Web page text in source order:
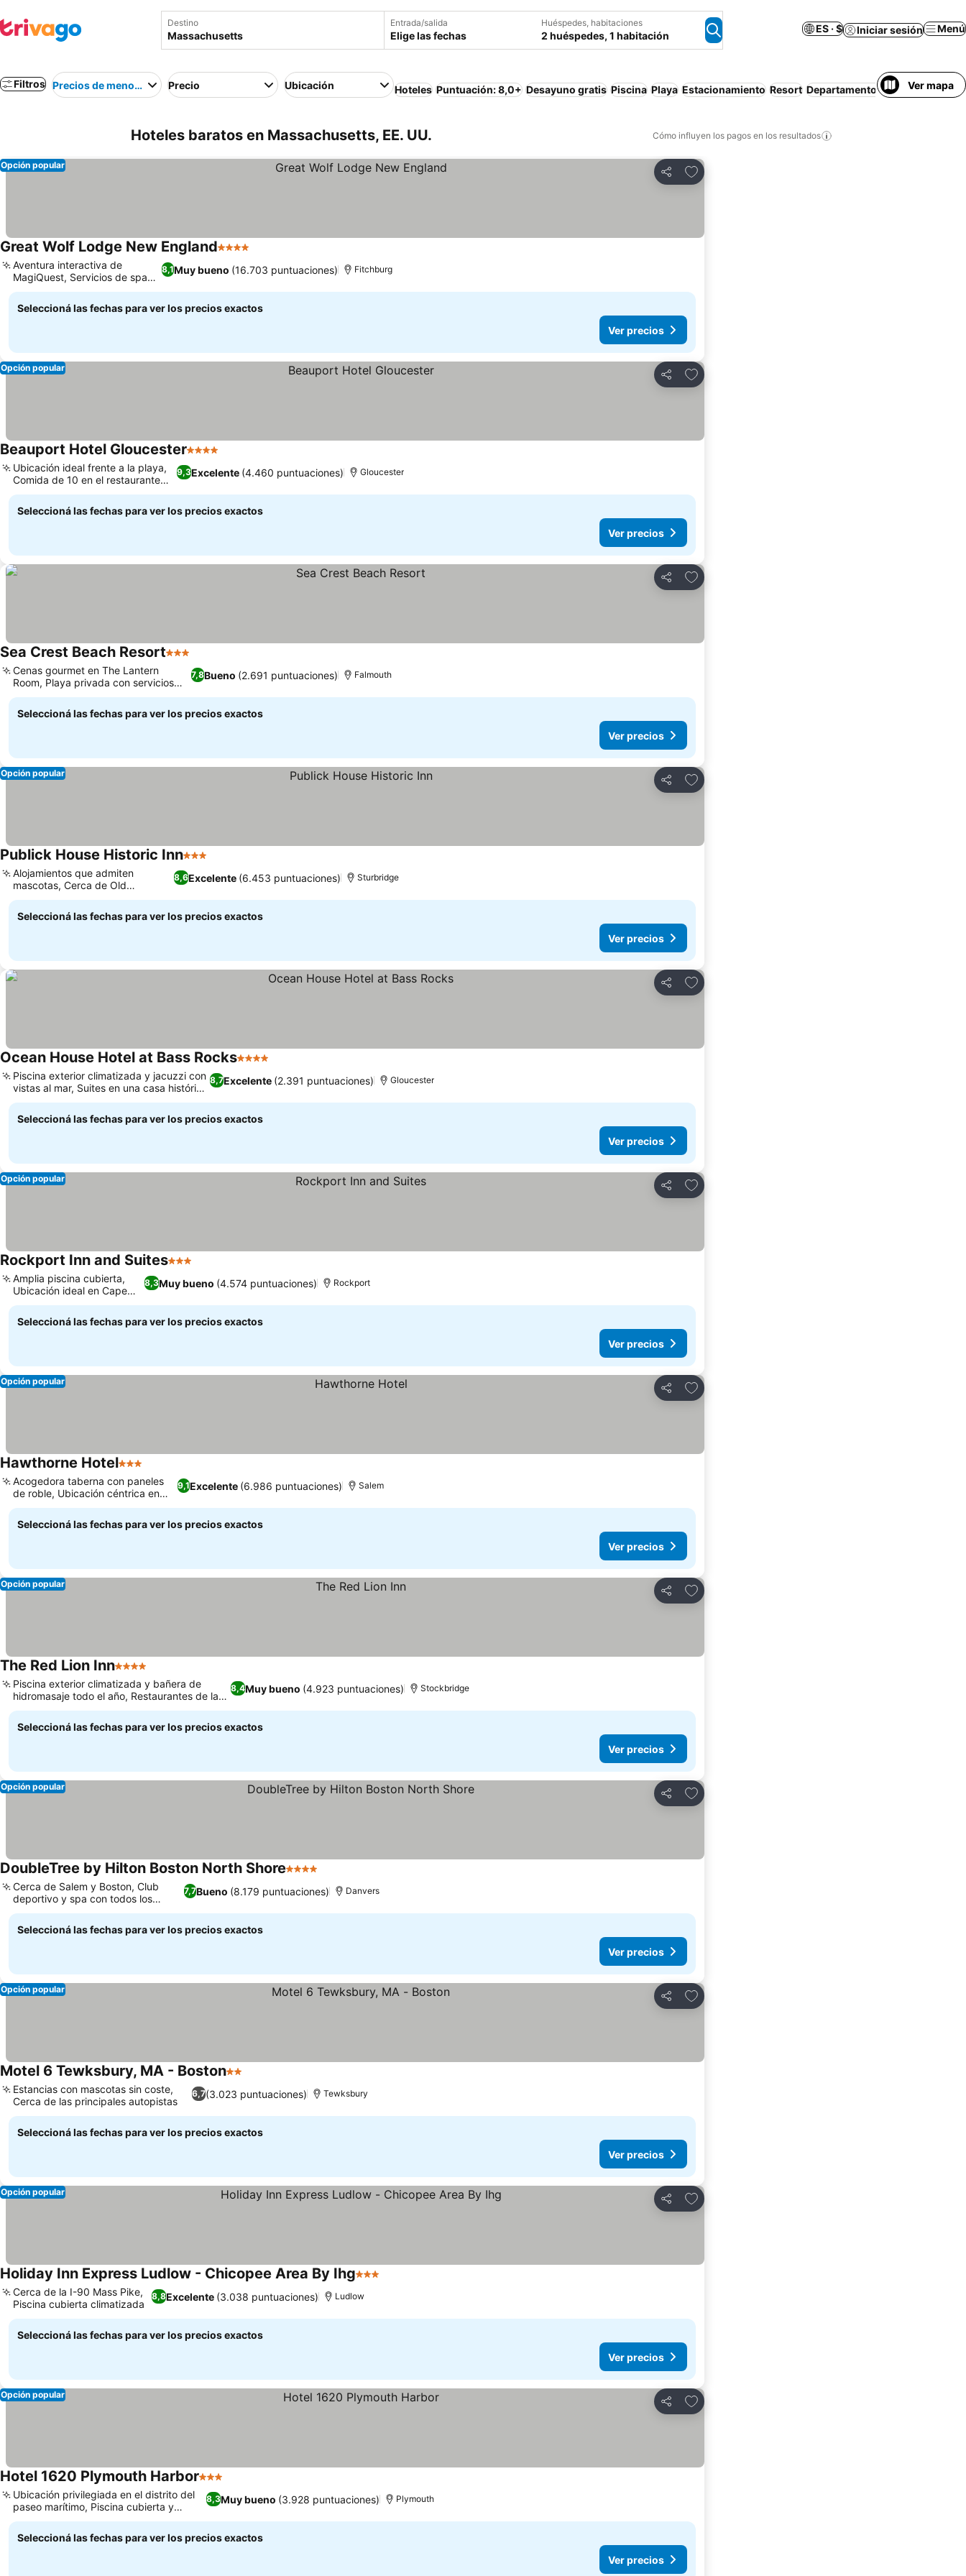
Destino Entrada/salida
Elige las fechas
Huéspedes, habitaciones
2 huéspedes, 1 habitación
ES · $ Iniciar sesión Menú
Filtros Precios de menor a mayorPrecio Ubicación Hoteles Puntuación: 8,0+ Desayuno gratis Piscina Playa Estacionamiento Resort Departamento equipadoVer mapa
Hoteles baratos en Massachusetts, EE. UU. Cómo influyen los pagos en los resultados
Compartir
Añadir a favoritos
Opción popular
Great Wolf Lodge New England4 Estrellas
8,1Muy bueno (16.703 puntuaciones)
Aventura interactiva de
MagiQuest, Servicios de spa
para niños
Fitchburg
Seleccioná las fechas para ver los precios exactos
Ver precios
Compartir
Añadir a favoritos
Opción popular
Beauport Hotel Gloucester4 Estrellas
9,3Excelente (4.460 puntuaciones)
Ubicación ideal frente a la playa,
Comida de 10 en el restaurante
1606
Gloucester
Seleccioná las fechas para ver los precios exactos
Ver precios
Compartir
Añadir a favoritos
Sea Crest Beach Resort3 Estrellas
7,8Bueno (2.691 puntuaciones)
Cenas gourmet en The Lantern
Room, Playa privada con servicios
incluidos
Falmouth
Seleccioná las fechas para ver los precios exactos
Ver precios
Compartir
Añadir a favoritos
Opción popular
Publick House Historic Inn3 Estrellas
8,6Excelente (6.453 puntuaciones)
Alojamientos que admiten
mascotas, Cerca de Old
Sturbridge Village
Sturbridge
Seleccioná las fechas para ver los precios exactos
Ver precios
Compartir
Añadir a favoritos
Ocean House Hotel at Bass Rocks4 Estrellas
8,7Excelente (2.391 puntuaciones)
Piscina exterior climatizada y jacuzzi con
vistas al mar, Suites en una casa histórica
de 1899
Gloucester
Seleccioná las fechas para ver los precios exactos
Ver precios
Compartir
Añadir a favoritos
Opción popular
Rockport Inn and Suites3 Estrellas
8,3Muy bueno (4.574 puntuaciones)
Amplia piscina cubierta,
Ubicación ideal en Cape
Ann
Rockport
Seleccioná las fechas para ver los precios exactos
Ver precios
Compartir
Añadir a favoritos
Opción popular
Hawthorne Hotel3 Estrellas
9,1Excelente (6.986 puntuaciones)
Acogedora taberna con paneles
de roble, Ubicación céntrica en
Salem
Salem
Seleccioná las fechas para ver los precios exactos
Ver precios
Compartir
Añadir a favoritos
Opción popular
The Red Lion Inn4 Estrellas
8,4Muy bueno (4.923 puntuaciones)
Piscina exterior climatizada y bañera de
hidromasaje todo el año, Restaurantes de la
granja a la mesa premiados
Stockbridge
Seleccioná las fechas para ver los precios exactos
Ver precios
Compartir
Añadir a favoritos
Opción popular
DoubleTree by Hilton Boston North Shore4 Estrellas
7,7Bueno (8.179 puntuaciones)
Cerca de Salem y Boston, Club
deportivo y spa con todos los
servicios
Danvers
Seleccioná las fechas para ver los precios exactos
Ver precios
Compartir
Añadir a favoritos
Opción popular
Motel 6 Tewksbury, MA - Boston2 Estrellas
6,7(3.023 puntuaciones)
Estancias con mascotas sin coste,
Cerca de las principales autopistas
Tewksbury
Seleccioná las fechas para ver los precios exactos
Ver precios
Compartir
Añadir a favoritos
Opción popular
Holiday Inn Express Ludlow - Chicopee Area By Ihg3 Estrellas
8,8Excelente (3.038 puntuaciones)
Cerca de la I-90 Mass Pike,
Piscina cubierta climatizada
Ludlow
Seleccioná las fechas para ver los precios exactos
Ver precios
Compartir
Añadir a favoritos
Opción popular
Hotel 1620 Plymouth Harbor3 Estrellas
8,3Muy bueno (3.928 puntuaciones)
Ubicación privilegiada en el distrito del
paseo marítimo, Piscina cubierta y
diversión acuática
Plymouth
Seleccioná las fechas para ver los precios exactos
Ver precios